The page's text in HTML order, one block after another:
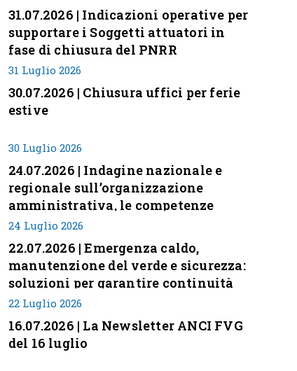
31.07.2026 | Indicazioni operative per
supportare i Soggetti attuatori in
fase di chiusura del PNRR
31 Luglio 2026
30.07.2026 | Chiusura uffici per ferie
estive
30 Luglio 2026
24.07.2026 | Indagine nazionale e
regionale sull’organizzazione
amministrativa, le competenze
professionali e i modelli di gestione
nei piccoli Comuni italiani
24 Luglio 2026
22.07.2026 | Emergenza caldo,
manutenzione del verde e sicurezza:
soluzioni per garantire continuità
servizi
22 Luglio 2026
16.07.2026 | La Newsletter ANCI FVG
del 16 luglio